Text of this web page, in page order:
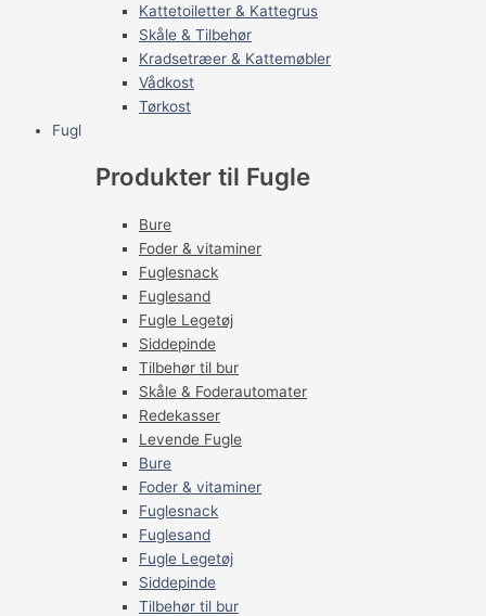
Kattetoiletter & Kattegrus
Skåle & Tilbehør
Kradsetræer & Kattemøbler
Vådkost
Tørkost
Fugl
Produkter til Fugle
Bure
Foder & vitaminer
Fuglesnack
Fuglesand
Fugle Legetøj
Siddepinde
Tilbehør til bur
Skåle & Foderautomater
Redekasser
Levende Fugle
Bure
Foder & vitaminer
Fuglesnack
Fuglesand
Fugle Legetøj
Siddepinde
Tilbehør til bur